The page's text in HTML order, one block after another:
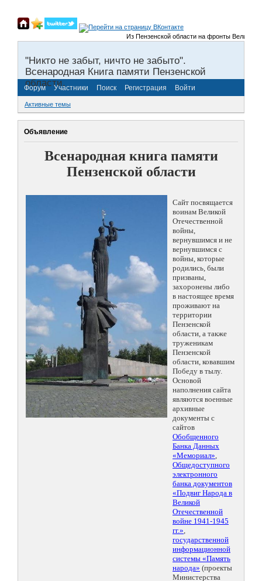
Из Пензенской области на фронты Великой
"Никто не забыт, ничто не забыто".
Всенародная Книга памяти Пензенской
области.
Форум Участники Поиск Регистрация Войти
Активные темы
Объявление
Всенародная книга памяти
Пензенской области
Сайт посвящается
воинам Великой
Отечественной
войны,
вернувшимся и не
вернувшимся с
войны, которые
родились, были
призваны,
захоронены либо
в настоящее время
проживают на
территории
Пензенской
области, а также
труженикам
Пензенской
области, ковавшим
Победу в тылу.
Основой
наполнения сайта
являются военные
архивные
документы с
сайтов
Обобщенного
Банка Данных
«Мемориал»,
Общедоступного
электронного
банка документов
«Подвиг Народа в
Великой
Отечественной
войне 1941-1945
гг.»,
государственной
информационной
системы «Память
народа» (проекты
Министерства